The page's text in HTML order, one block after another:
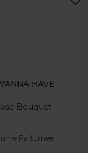
HAVE
Bouquet
Parfumée